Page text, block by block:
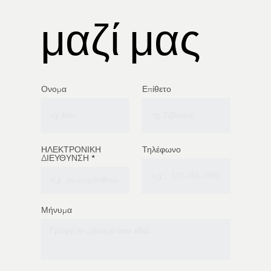
μαζί μας
Ονομα Επίθετο
ΗΛΕΚΤΡΟΝΙΚΗ
ΔΙΕΥΘΥΝΣΗ
Τηλέφωνο
Μήνυμα